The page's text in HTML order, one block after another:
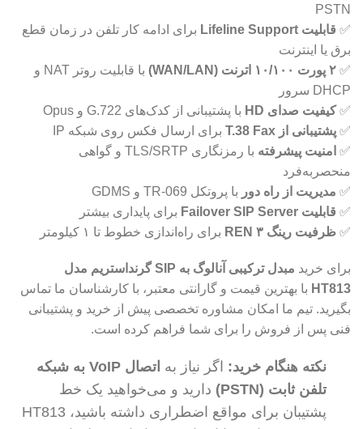
PSTN
✅ قابلیت Lifeline Support
برای ادامه کار تلفن در زمان قطع
برق یا اینترنت
✅ ۲ پورت ۱۰/۱۰۰ اترنت (WAN/LAN)
با قابلیت روتر NAT و
DHCP سرور
✅کیفیت صدای HD
با پشتیبانی از کدک‌های G.722 و Opus
✅ پشتیبانی از T.38 Fax
برای ارسال فکس روی شبکه IP
✅ امنیت پیشرفته
با رمزنگاری TLS/SRTP و گواهی
منحصربه‌فرد
✅ مدیریت از راه دور با پروتکل TR-069 و GDMS
✅ قابلیت Failover SIP Server
برای پایداری بیشتر
✅ ظرفیت رینگ ۳ REN برای راه‌اندازی خطوط تا ۱ کیلومتر
برای خرید
مبدل ترکیبی آنالوگ به SIP گرنداستریم مدل
HT813 با بهترین قیمت و گارانتی معتبر، با کارشناسان ما تماس
بگیرید. تیم ما امکان مشاوره تخصصی پیش از خرید و پشتیبانی
فنی پس از فروش را برای شما فراهم کرده است.
نکته هنگام خرید: اگر نیاز به
اتصال VoIP به شبکه
تلفن ثابت (PSTN)
دارید و می‌خواهید یک خط
پشتیبان برای مواقع اضطراری داشته باشید، HT813